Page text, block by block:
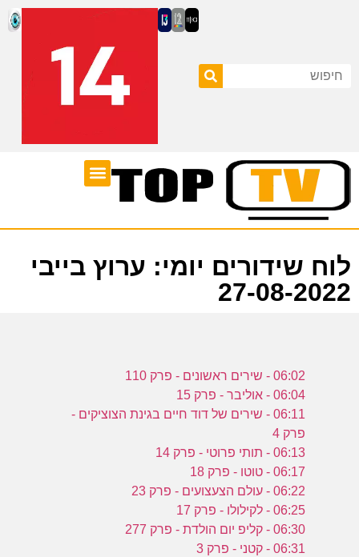
לוח שידורים יומי: ערוץ בייבי
27-08-2022
06:02 - שירים ראשונים - פרק 110
06:04 - אוליבר - פרק 15
06:11 - שירים של דוד חיים בגינת הצוציקים -
פרק 4
06:13 - תותי פרוטי - פרק 14
06:17 - טוטו - פרק 18
06:22 - עולם הצעצועים - פרק 23
06:25 - לקילולו - פרק 17
06:30 - קליפ יום הולדת - פרק 277
06:31 - קטני - פרק 3